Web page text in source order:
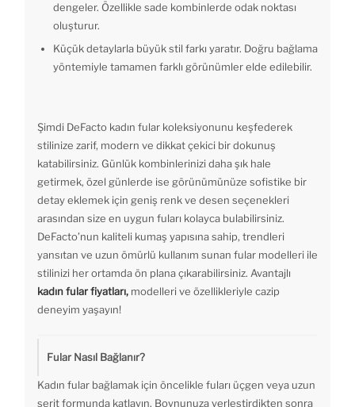
dengeler. Özellikle sade kombinlerde odak noktası
oluşturur.
Küçük detaylarla büyük stil farkı yaratır. Doğru bağlama
yöntemiyle tamamen farklı görünümler elde edilebilir.
Şimdi DeFacto kadın fular koleksiyonunu keşfederek
stilinize zarif, modern ve dikkat çekici bir dokunuş
katabilirsiniz. Günlük kombinlerinizi daha şık hale
getirmek, özel günlerde ise görünümünüze sofistike bir
detay eklemek için geniş renk ve desen seçenekleri
arasından size en uygun fuları kolayca bulabilirsiniz.
DeFacto’nun kaliteli kumaş yapısına sahip, trendleri
yansıtan ve uzun ömürlü kullanım sunan fular modelleri ile
stilinizi her ortamda ön plana çıkarabilirsiniz. Avantajlı
kadın fular fiyatları, modelleri ve özellikleriyle cazip
deneyim yaşayın!
Fular Nasıl Bağlanır?
Kadın fular bağlamak için öncelikle fuları üçgen veya uzun
şerit formunda katlayın. Boynunuza yerleştirdikten sonra